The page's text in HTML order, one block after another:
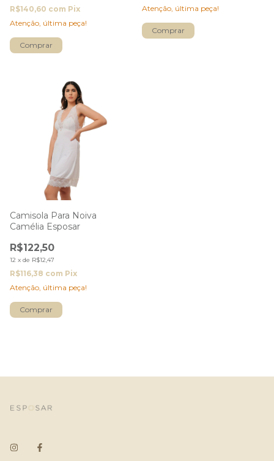
R$140,60 com Pix
Atenção, última peça!
Comprar
Atenção, última peça!
Comprar
Camisola Para Noiva
Camélia Esposar
R$122,50
12 x de R$12,47
R$116,38 com Pix
Atenção, última peça!
Comprar